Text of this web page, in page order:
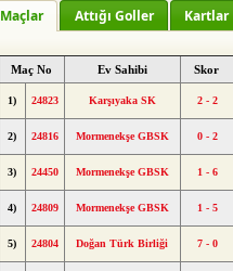
Maçlar Attığı Goller Kartlar
Maç No Ev Sahibi Skor
1) 24823 Karşıyaka SK 2 - 2
2) 24816 Mormenekşe GBSK 0 - 2
3) 24450 Mormenekşe GBSK 1 - 6
4) 24809 Mormenekşe GBSK 1 - 5
5) 24804 Doğan Türk Birliği 7 - 0